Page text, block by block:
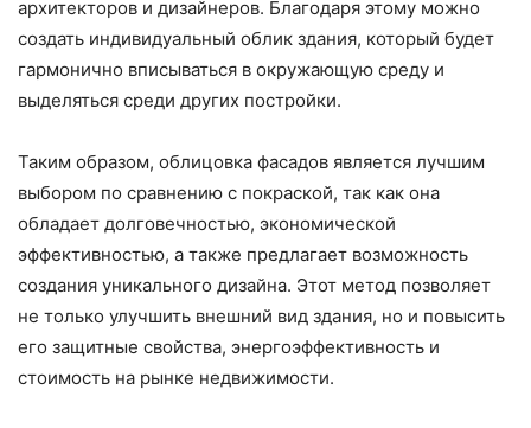
архитекторов и дизайнеров. Благодаря этому можно
создать индивидуальный облик здания, который будет
гармонично вписываться в окружающую среду и
выделяться среди других постройки.
Таким образом, облицовка фасадов является лучшим
выбором по сравнению с покраской, так как она
обладает долговечностью, экономической
эффективностью, а также предлагает возможность
создания уникального дизайна. Этот метод позволяет
не только улучшить внешний вид здания, но и повысить
его защитные свойства, энергоэффективность и
стоимость на рынке недвижимости.